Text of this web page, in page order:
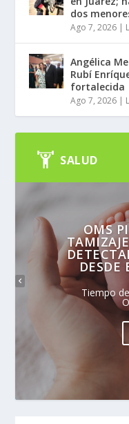
dos
Ago 7, 2026 |
Angélica
Rubí
fortalecida
Ago 7, 2026 |
SALUD
OMS
Tiempo